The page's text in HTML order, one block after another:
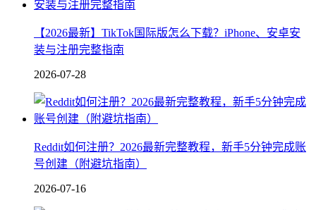
【2026最新】TikTok国际版怎么下载？iPhone、安卓安
装与注册完整指南
2026-07-28
Reddit如何注册？2026最新完整教程，新手5分钟完成账
号创建（附避坑指南）
2026-07-16